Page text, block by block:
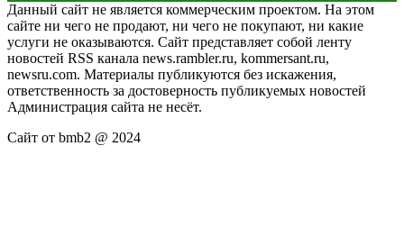
Данный сайт не является коммерческим проектом. На этом
сайте ни чего не продают, ни чего не покупают, ни какие
услуги не оказываются. Сайт представляет собой ленту
новостей RSS канала news.rambler.ru, kommersant.ru,
newsru.com. Материалы публикуются без искажения,
ответственность за достоверность публикуемых новостей
Администрация сайта не несёт.
Сайт от bmb2 @ 2024